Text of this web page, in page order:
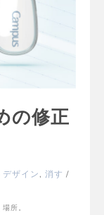
の修正
ザイン, 消す /
所。